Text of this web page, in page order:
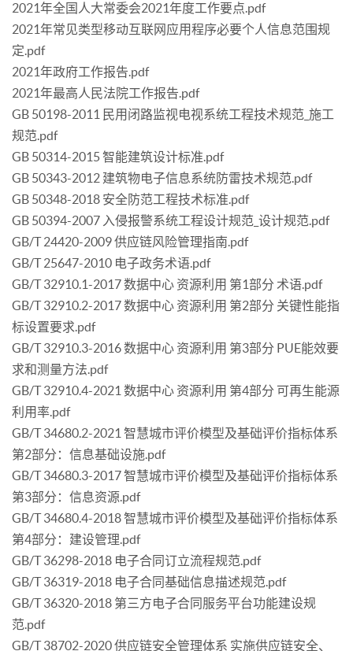
2021年全国人大常委会2021年度工作要点.pdf
2021年常见类型移动互联网应用程序必要个人信息范围规
定.pdf
2021年政府工作报告.pdf
2021年最高人民法院工作报告.pdf
GB 50198-2011 民用闭路监视电视系统工程技术规范_施工
规范.pdf
GB 50314-2015 智能建筑设计标准.pdf
GB 50343-2012 建筑物电子信息系统防雷技术规范.pdf
GB 50348-2018 安全防范工程技术标准.pdf
GB 50394-2007 入侵报警系统工程设计规范_设计规范.pdf
GB/T 24420-2009 供应链风险管理指南.pdf
GB/T 25647-2010 电子政务术语.pdf
GB/T 32910.1-2017 数据中心 资源利用 第1部分 术语.pdf
GB/T 32910.2-2017 数据中心 资源利用 第2部分 关键性能指
标设置要求.pdf
GB/T 32910.3-2016 数据中心 资源利用 第3部分 PUE能效要
求和测量方法.pdf
GB/T 32910.4-2021 数据中心 资源利用 第4部分 可再生能源
利用率.pdf
GB/T 34680.2-2021 智慧城市评价模型及基础评价指标体系
第2部分：信息基础设施.pdf
GB/T 34680.3-2017 智慧城市评价模型及基础评价指标体系
第3部分：信息资源.pdf
GB/T 34680.4-2018 智慧城市评价模型及基础评价指标体系
第4部分：建设管理.pdf
GB/T 36298-2018 电子合同订立流程规范.pdf
GB/T 36319-2018 电子合同基础信息描述规范.pdf
GB/T 36320-2018 第三方电子合同服务平台功能建设规
范.pdf
GB/T 38702-2020 供应链安全管理体系 实施供应链安全、